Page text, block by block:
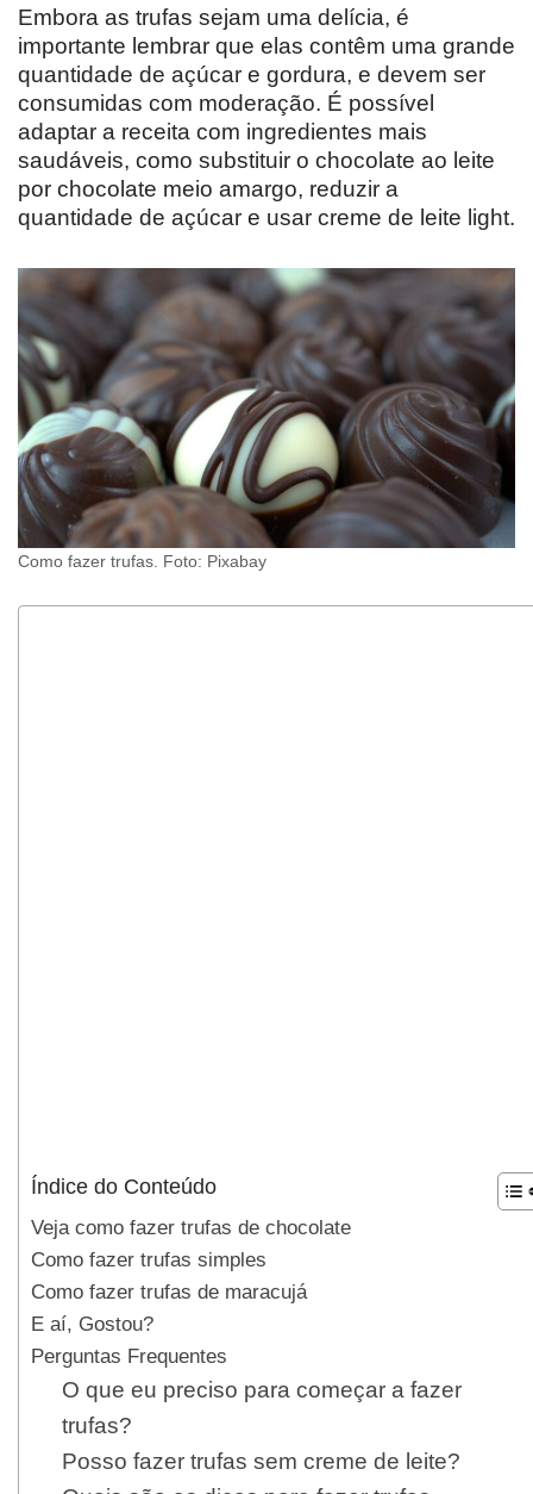
Embora as trufas sejam uma delícia, é
importante lembrar que elas contêm uma grande
quantidade de açúcar e gordura, e devem ser
consumidas com moderação. É possível
adaptar a receita com ingredientes mais
saudáveis, como substituir o chocolate ao leite
por chocolate meio amargo, reduzir a
quantidade de açúcar e usar creme de leite light.
Como fazer trufas. Foto: Pixabay
Índice do Conteúdo
Veja como fazer trufas de chocolate
Como fazer trufas simples
Como fazer trufas de maracujá
E aí, Gostou?
Perguntas Frequentes
O que eu preciso para começar a fazer
trufas?
Posso fazer trufas sem creme de leite?